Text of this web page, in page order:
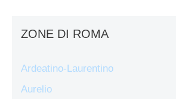
ZONE DI ROMA
Ardeatino-Laurentino
Aurelio